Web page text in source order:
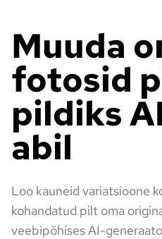
Muuda
fotosid
pildiks
abil
Loo kauneid variatsioone
kohandatud pilt oma
veebipõhises AI-